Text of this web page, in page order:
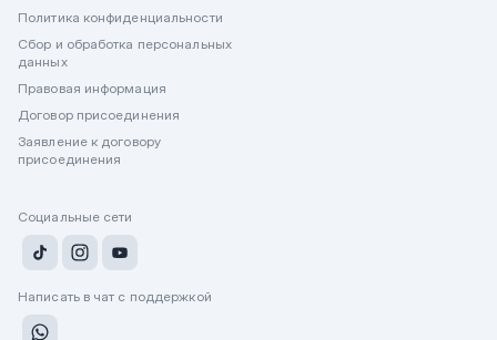
Политика конфиденциальности
Сбор и обработка персональных
данных
Правовая информация
Договор присоединения
Заявление к договору
присоединения
Социальные сети
Написать в чат с поддержкой